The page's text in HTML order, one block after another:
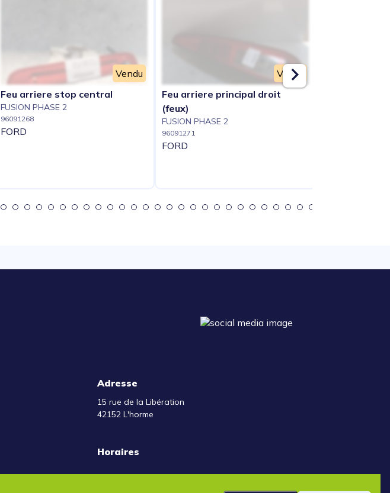
Vendu
Feu arriere stop central
FUSION PHASE 2
96091268
FORD
Vendu
Feu arriere principal droit
(feux)
FUSION PHASE 2
96091271
FORD
Adresse
15 rue de la Libération
42152 L'horme
Horaires